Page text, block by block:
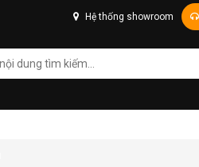
Hệ thống showroom